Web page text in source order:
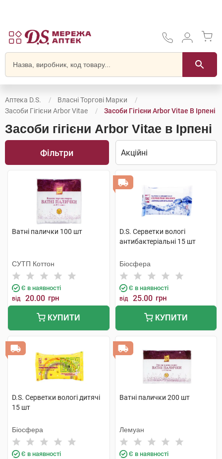
Аптека D.S.
Власні Торгові Марки
Засоби Гігієни Arbor Vitae
Засоби Гігієни Arbor Vitae В Ірпені
Засоби гігієни Arbor Vitae в Ірпені
Фільтри
Ватні палички 100 шт
СУТП Коттон
Є в наявності
від 20.00 грн
КУПИТИ
D.S. Серветки вологі
антибактеріальні 15 шт
Біосфера
Є в наявності
від 25.00 грн
КУПИТИ
D.S. Серветки вологі дитячі
15 шт
Біосфера
Є в наявності
Ватні палички 200 шт
Лемуан
Є в наявності